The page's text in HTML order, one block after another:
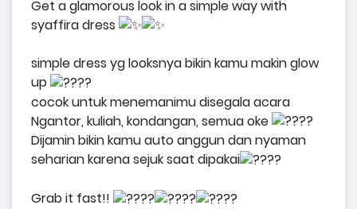
Get a glamorous look in a simple way with
syaffira dress
simple dress yg looksnya bikin kamu makin glow
up
cocok untuk menemanimu disegala acara
Ngantor, kuliah, kondangan, semua oke
Dijamin bikin kamu auto anggun dan nyaman
seharian karena sejuk saat dipakai
Grab it fast!!